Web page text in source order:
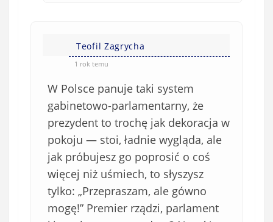
Teofil Zagrycha
1 rok temu
W Polsce panuje taki system
gabinetowo-parlamentarny, że
prezydent to trochę jak dekoracja w
pokoju — stoi, ładnie wygląda, ale
jak próbujesz go poprosić o coś
więcej niż uśmiech, to słyszysz
tylko: „Przepraszam, ale gówno
mogę!” Premier rządzi, parlament